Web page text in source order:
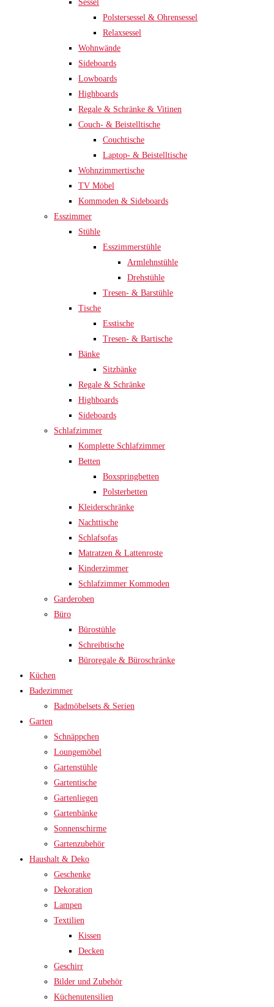
Sessel
Polstersessel & Ohrensessel
Relaxsessel
Wohnwände
Sideboards
Lowboards
Highboards
Regale & Schränke & Vitinen
Couch- & Beistelltische
Couchtische
Laptop- & Beistelltische
Wohnzimmertische
TV Möbel
Kommoden & Sideboards
Esszimmer
Stühle
Esszimmerstühle
Armlehnstühle
Drehstühle
Tresen- & Barstühle
Tische
Esstische
Tresen- & Bartische
Bänke
Sitzbänke
Regale & Schränke
Highboards
Sideboards
Schlafzimmer
Komplette Schlafzimmer
Betten
Boxspringbetten
Polsterbetten
Kleiderschränke
Nachttische
Schlafsofas
Matratzen & Lattenroste
Kinderzimmer
Schlafzimmer Kommoden
Garderoben
Büro
Bürostühle
Schreibtische
Büroregale & Büroschränke
Küchen
Badezimmer
Badmöbelsets & Serien
Garten
Schnäppchen
Loungemöbel
Gartenstühle
Gartentische
Gartenliegen
Gartenbänke
Sonnenschirme
Gartenzubehör
Haushalt & Deko
Geschenke
Dekoration
Lampen
Textilien
Kissen
Decken
Geschirr
Bilder und Zubehör
Küchenutensilien